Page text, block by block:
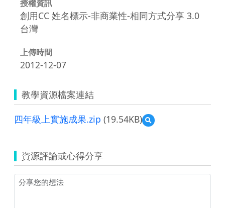
授權資訊
創用CC 姓名標示-非商業性-相同方式分享 3.0
台灣
上傳時間
2012-12-07
教學資源檔案連結
四年級上實施成果.zip (19.54KB)
預
覽
上
實
資源評論或心得分享